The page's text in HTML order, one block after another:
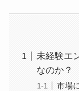
未経験エ
なのか？
市場